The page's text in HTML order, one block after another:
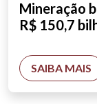
Mineração
R$ 150,7
SAIBA MAIS